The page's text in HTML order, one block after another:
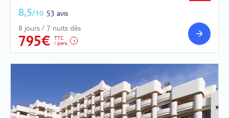
8,5/10 53 avis
8 jours / 7 nuits dès
795€
TTC
/ pers.